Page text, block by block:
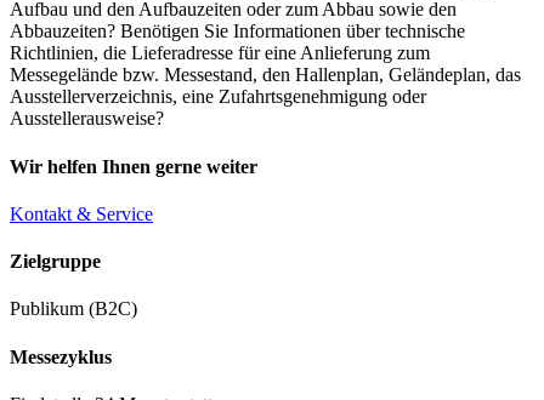
Aufbau und den Aufbauzeiten oder zum Abbau sowie den
Abbauzeiten? Benötigen Sie Informationen über technische
Richtlinien, die Lieferadresse für eine Anlieferung zum
Messegelände bzw. Messestand, den Hallenplan, Geländeplan, das
Ausstellerverzeichnis, eine Zufahrtsgenehmigung oder
Ausstellerausweise?
Wir helfen Ihnen gerne weiter
Kontakt & Service
Zielgruppe
Publikum (B2C)
Messezyklus